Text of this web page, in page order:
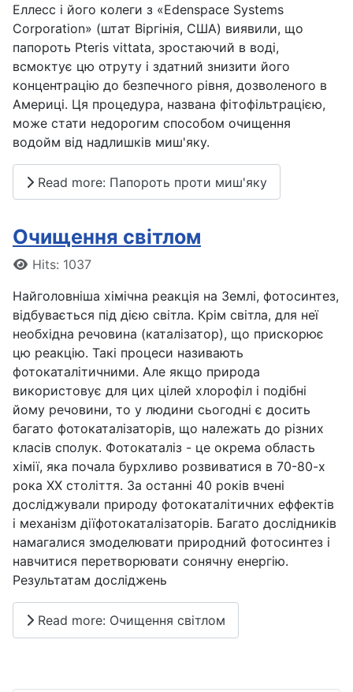
Еллесс і його колеги з «Edenspace Systems
Corporation» (штат Віргінія, США) виявили, що
папороть Pteris vittata, зростаючий в воді,
всмоктує цю отруту і здатний знизити його
концентрацію до безпечного рівня, дозволеного в
Америці. Ця процедура, названа фітофільтрацією,
може стати недорогим способом очищення
водойм від надлишків миш'яку.
Read more: Папороть проти миш'яку
Очищення світлом
DetailsHits: 1037
Найголовніша хімічна реакція на Землі, фотосинтез,
відбувається під дією світла. Крім світла, для неї
необхідна речовина (каталізатор), що прискорює
цю реакцію. Такі процеси називають
фотокаталітичними. Але якщо природа
використовує для цих цілей хлорофіл і подібні
йому речовини, то у людини сьогодні є досить
багато фотокаталізаторів, що належать до різних
класів сполук. Фотокаталіз - це окрема область
хімії, яка почала бурхливо розвиватися в 70-80-х
рока ХХ століття. За останні 40 років вчені
досліджували природу фотокаталітичних еффектів
і механізм діїфотокаталізаторів. Багато дослідників
намагалися змоделювати природний фотосинтез і
навчитися перетворювати сонячну енергію.
Результатам досліджень
Read more: Очищення світлом